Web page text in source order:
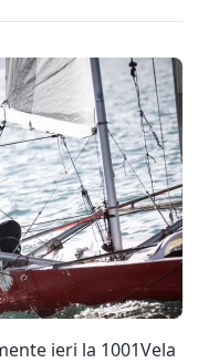
ieri la 1001Vela